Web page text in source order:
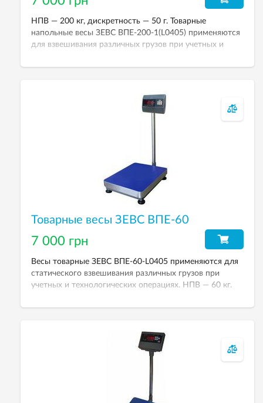
НПВ — 200 кг, дискретность — 50 г. Товарные
напольные весы ЗЕВС ВПЕ-200-1(L0405) применяются
для взвешивания различных грузов при учетных и
400хк500 мм. Весовой терминал А12L.
Товарные весы ЗЕВС ВПЕ-60
7 000 грн
Весы товарные ЗЕВС ВПЕ-60-L0405 применяются для
статического взвешивания различных грузов при
учетных и технологических операциях. НПВ — 60 кг.
Размер платформы — 400хк500 мм.